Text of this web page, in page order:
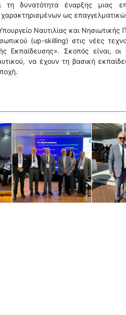
δυνατότητα έναρξης μιας
χαρακτηρισμένων ως
Ναυτιλίας και Νησιωτικής
(up-skilling) στις νέες
Σκοπός είναι, οι
να έχουν τη βασική